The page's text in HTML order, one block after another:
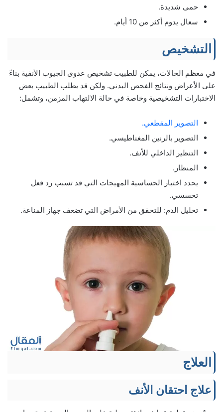
حمى شديدة.
سعال يدوم أكثر من 10 أيام.
التشخيص
في معظم الحالات، يمكن للطبيب تشخيص عدوى الجيوب الأنفية بناءً
على الأعراض ونتائج الفحص البدني. ولكن قد يطلب الطبيب بعض
الاختبارات التشخيصية وخاصة في حالة الالتهاب المزمن، وتشمل:
التصوير المقطعي.
التصوير بالرنين المغناطيسي.
التنظير الداخلي للأنف.
المنظار.
يحدد اختبار الحساسية المهيجات التي قد تسبب رد فعل
تحسسي.
تحليل الدم: للتحقق من الأمراض التي تضعف جهاز المناعة.
العلاج
علاج احتقان الأنف